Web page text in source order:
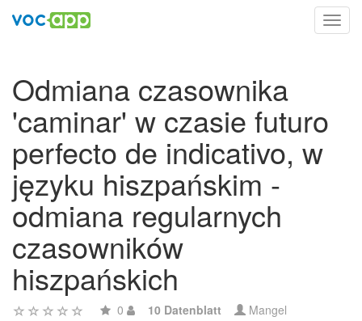
Odmiana czasownika
'caminar' w czasie futuro
perfecto de indicativo, w
języku hiszpańskim -
odmiana regularnych
czasowników
hiszpańskich
0 10 Datenblatt Mangel